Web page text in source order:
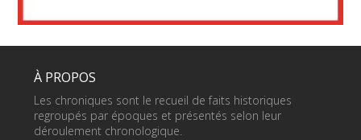
À PROPOS
Les chroniques sont le recueil de faits historiques
regroupés par époques et présentés selon leur
déroulement chronologique.